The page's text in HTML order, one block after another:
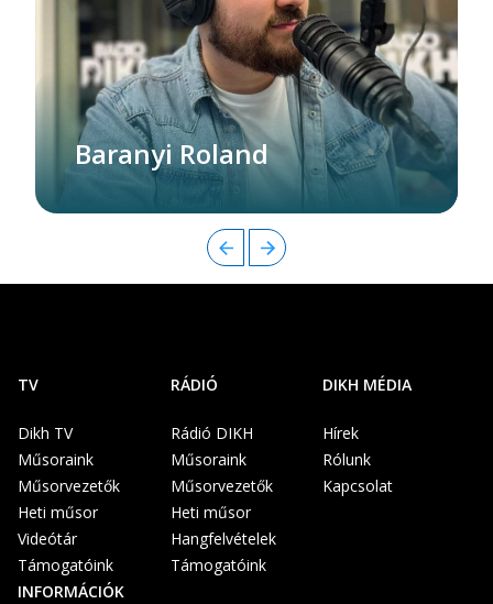
Baranyi Roland
TV
Dikh TV
Műsoraink
Műsorvezetők
Heti műsor
Videótár
Támogatóink
RÁDIÓ
Rádió DIKH
Műsoraink
Műsorvezetők
Heti műsor
Hangfelvételek
Támogatóink
DIKH MÉDIA
Hírek
Rólunk
Kapcsolat
INFORMÁCIÓK